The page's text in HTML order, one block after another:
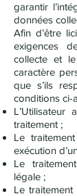
garantir
données
Afin d’être
exigences
collecte et
caractère
que s’ils
conditions ci-
L’Utilisateur
traitement ;
Le
exécution
Le
légale ;
Le traitement